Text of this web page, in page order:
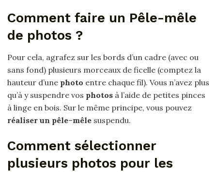
Comment faire un Pêle-mêle
de photos ?
Pour cela, agrafez sur les bords d’un cadre (avec ou
sans fond) plusieurs morceaux de ficelle (comptez la
hauteur d’une photo entre chaque fil). Vous n’avez plus
qu’à y suspendre vos photos à l’aide de petites pinces
à linge en bois. Sur le même principe, vous pouvez
réaliser un pêle–mêle suspendu.
Comment sélectionner
plusieurs photos pour les